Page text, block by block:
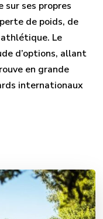
sur ses propres
de poids, de
Le
d’options, allant
en grande
internationaux